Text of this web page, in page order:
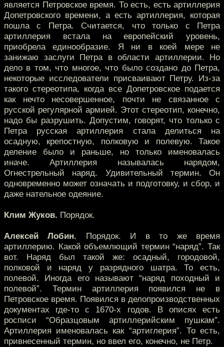
является Петровское время. То есть, есть артиллерия
Допетровского времени, а есть артиллерия, которая
пошла с Петра. Считается, что только с Петра
артиллерия встала на европейский уровень,
приобрела единообразие. Я ни в коей мере не
занижаю заслуги Петра в области артиллерии. Но
дело в том, что многое, что было создано до Петра,
некоторые исследователи присваивают Петру. Из-за
такого стереотипа, когда все Допетровское подается
как нечто несовершенное, почти не связанное с
русской регулярной армией. Этот стереотип, конечно,
надо бы разрушить. Допустим, говорят, что только с
Петра русская артиллерия стала делиться на
осадную, крепостную, полковую и полевую. Такое
деление было и раньше, но только именовалась
иначе. Артиллерия называлась нарядом,
Огнестрельный наряд. Удивительный термин. Он
одновременно может означать и подготовку, и сбор, и
даже нательное одеяние.
Клим Жуков. Порядок.
Алексей Лобин. Порядок. И в то же время
артиллерию. Какой объемлющий термин “наряд”. Так
вот. Наряд был такой же: осадный, городовой,
полковой и наряд у разрядного шатра. То есть,
полевой. Иногда его называют “наряд походный и
полевой”. Термин артиллерия появился не в
Петровское время. Появился в делопроизводственных
документах где-то с 1670-х годов. В описях есть
росписи “Образцовым артиллерийским пушкам”.
Артиллерия именовалась как “артиглерия”. То есть,
привнесенный термин, но ввел его, конечно, не Петр.